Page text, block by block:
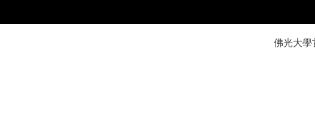
佛光大學